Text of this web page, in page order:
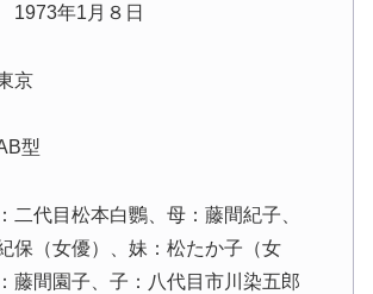
年1月８日
京
型
代目松本白鸚、母：藤間紀子、
保（女優）、妹：松たか子（女
藤間園子、子：八代目市川染五郎